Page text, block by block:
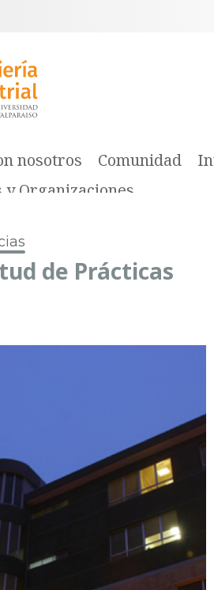
nosotros Comunidad
y Organizaciones
de Prácticas